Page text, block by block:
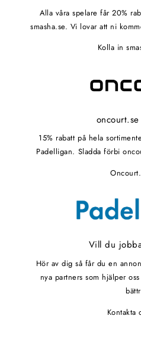
Alla våra spelare får 20%
smasha.se. Vi lovar att ni
Kolla in
15% rabatt på hela
Padelligan. Sladda förbi
Vill du
Hör av dig så får du en
nya partners som hjälper
Kontakta